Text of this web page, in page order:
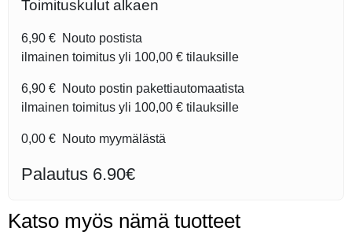
Toimituskulut alkaen
6,90 € Nouto postista
ilmainen toimitus yli 100,00 € tilauksille
6,90 € Nouto postin pakettiautomaatista
ilmainen toimitus yli 100,00 € tilauksille
0,00 € Nouto myymälästä
Palautus 6.90€
Katso myös nämä tuotteet